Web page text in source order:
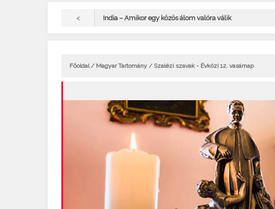
< India – Amikor egy közös álom valóra válik
Főoldal/ Magyar Tartomány / Szalézi szavak - Évközi 12. vasárnap